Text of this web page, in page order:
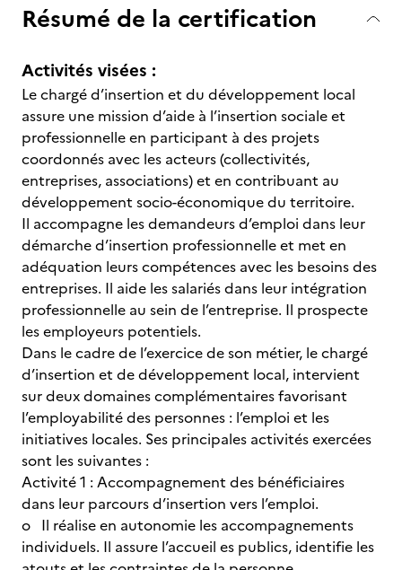
Résumé de la certification
Activités visées :
Le chargé d’insertion et du développement local
assure une mission d’aide à l’insertion sociale et
professionnelle en participant à des projets
coordonnés avec les acteurs (collectivités,
entreprises, associations) et en contribuant au
développement socio-économique du territoire.
Il accompagne les demandeurs d’emploi dans leur
démarche d’insertion professionnelle et met en
adéquation leurs compétences avec les besoins des
entreprises. Il aide les salariés dans leur intégration
professionnelle au sein de l’entreprise. Il prospecte
les employeurs potentiels.
Dans le cadre de l’exercice de son métier, le chargé
d’insertion et de développement local, intervient
sur deux domaines complémentaires favorisant
l’employabilité des personnes : l’emploi et les
initiatives locales. Ses principales activités exercées
sont les suivantes :
Activité 1 : Accompagnement des bénéficiaires
dans leur parcours d’insertion vers l’emploi.
o Il réalise en autonomie les accompagnements
individuels. Il assure l’accueil es publics, identifie les